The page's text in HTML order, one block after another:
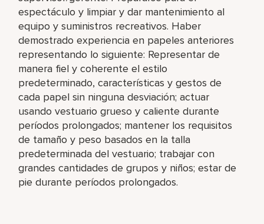
espectáculo y limpiar y dar mantenimiento al
equipo y suministros recreativos. Haber
demostrado experiencia en papeles anteriores
representando lo siguiente: Representar de
manera fiel y coherente el estilo
predeterminado, características y gestos de
cada papel sin ninguna desviación; actuar
usando vestuario grueso y caliente durante
períodos prolongados; mantener los requisitos
de tamaño y peso basados en la talla
predeterminada del vestuario; trabajar con
grandes cantidades de grupos y niños; estar de
pie durante períodos prolongados.